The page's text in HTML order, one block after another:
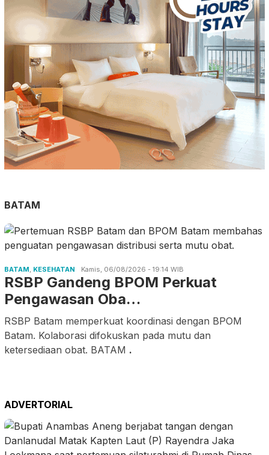
BATAM
BATAM, KESEHATAN Kamis, 06/08/2026 - 19:14 WIB
RSBP Gandeng BPOM Perkuat
Pengawasan Oba…
RSBP Batam memperkuat koordinasi dengan BPOM
Batam. Kolaborasi difokuskan pada mutu dan
ketersediaan obat. BATAM .
ADVERTORIAL